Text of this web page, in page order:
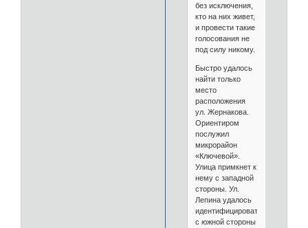
без исключения,
кто на них живет,
и провести такие
голосования не
под силу никому.
Быстро удалось
найти только
место
расположения
ул. Жернакова.
Ориентиром
послужил
микрорайон
«Ключевой».
Улица примкнет к
нему с западной
стороны. Ул.
Лепина удалось
идентифицировать
с южной стороны